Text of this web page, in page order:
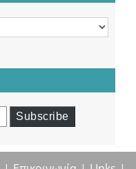
Subscribe